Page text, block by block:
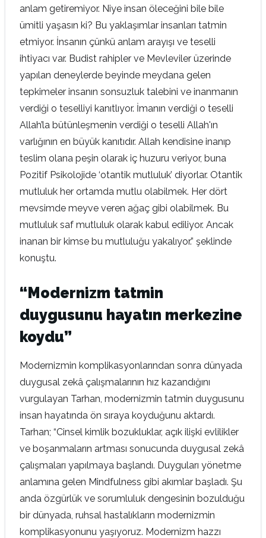
anlam getiremiyor. Niye insan öleceğini bile bile
ümitli yaşasın ki? Bu yaklaşımlar insanları tatmin
etmiyor. İnsanın çünkü anlam arayışı ve teselli
ihtiyacı var. Budist rahipler ve Mevleviler üzerinde
yapılan deneylerde beyinde meydana gelen
tepkimeler insanın sonsuzluk talebini ve inanmanın
verdiği o teselliyi kanıtlıyor. İmanın verdiği o teselli
Allah’la bütünleşmenin verdiği o teselli Allah'ın
varlığının en büyük kanıtıdır. Allah kendisine inanıp
teslim olana peşin olarak iç huzuru veriyor, buna
Pozitif Psikolojide ‘otantik mutluluk’ diyorlar. Otantik
mutluluk her ortamda mutlu olabilmek. Her dört
mevsimde meyve veren ağaç gibi olabilmek. Bu
mutluluk saf mutluluk olarak kabul ediliyor. Ancak
inanan bir kimse bu mutluluğu yakalıyor.” şeklinde
konuştu.
“Modernizm tatmin
duygusunu hayatın merkezine
koydu”
Modernizmin komplikasyonlarından sonra dünyada
duygusal zekâ çalışmalarının hız kazandığını
vurgulayan Tarhan, modernizmin tatmin duygusunu
insan hayatında ön sıraya koyduğunu aktardı.
Tarhan; “Cinsel kimlik bozukluklar, açık ilişki evlilikler
ve boşanmaların artması sonucunda duygusal zekâ
çalışmaları yapılmaya başlandı. Duyguları yönetme
anlamına gelen Mindfulness gibi akımlar başladı. Şu
anda özgürlük ve sorumluluk dengesinin bozulduğu
bir dünyada, ruhsal hastalıkların modernizmin
komplikasyonunu yaşıyoruz. Modernizm hazzı